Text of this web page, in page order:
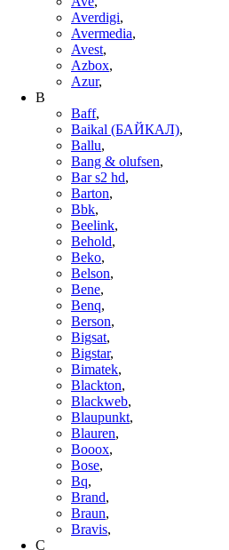
Averdigi,
Avermedia,
Avest,
Azbox,
Azur,
B
Baff,
Baikal (БАЙКАЛ),
Ballu,
Bang & olufsen,
Bar s2 hd,
Barton,
Bbk,
Beelink,
Behold,
Beko,
Belson,
Bene,
Benq,
Berson,
Bigsat,
Bigstar,
Bimatek,
Blackton,
Blackweb,
Blaupunkt,
Blauren,
Booox,
Bose,
Bq,
Brand,
Braun,
Bravis,
C